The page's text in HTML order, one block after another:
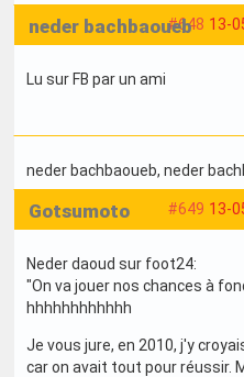
#648 13-
neder bachbaoueb
Lu sur FB par un ami
neder bachbaoueb, neder
#649 13-
Gotsumoto
Neder daoud sur foot24:
"On va jouer nos chances à
hhhhhhhhhhhh
Je vous jure, en 2010, j'y
car on avait tout pour réussir.